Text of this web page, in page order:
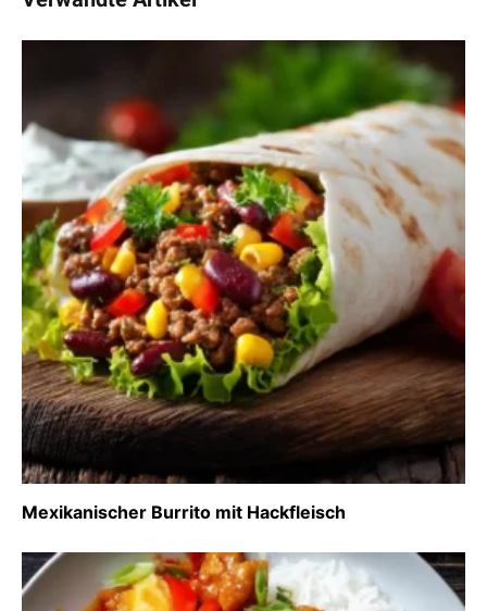
Mexikanischer Burrito mit Hackfleisch